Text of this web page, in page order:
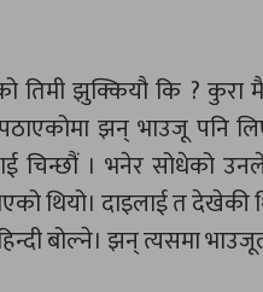
तिमी झुक्कियौ कि ?
पठाएकोमा झन् भाउजू
चिन्छौं । भनेर सोधेको
थियो। दाइलाई त
बोल्ने। झन् त्यसमा